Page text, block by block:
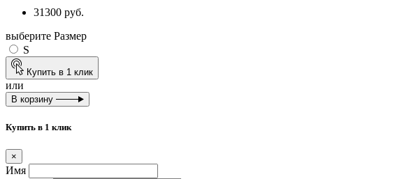
31300 руб.
выберите Размер
S
Купить в 1 клик
или
В корзину
Купить в 1 клик
×
Имя